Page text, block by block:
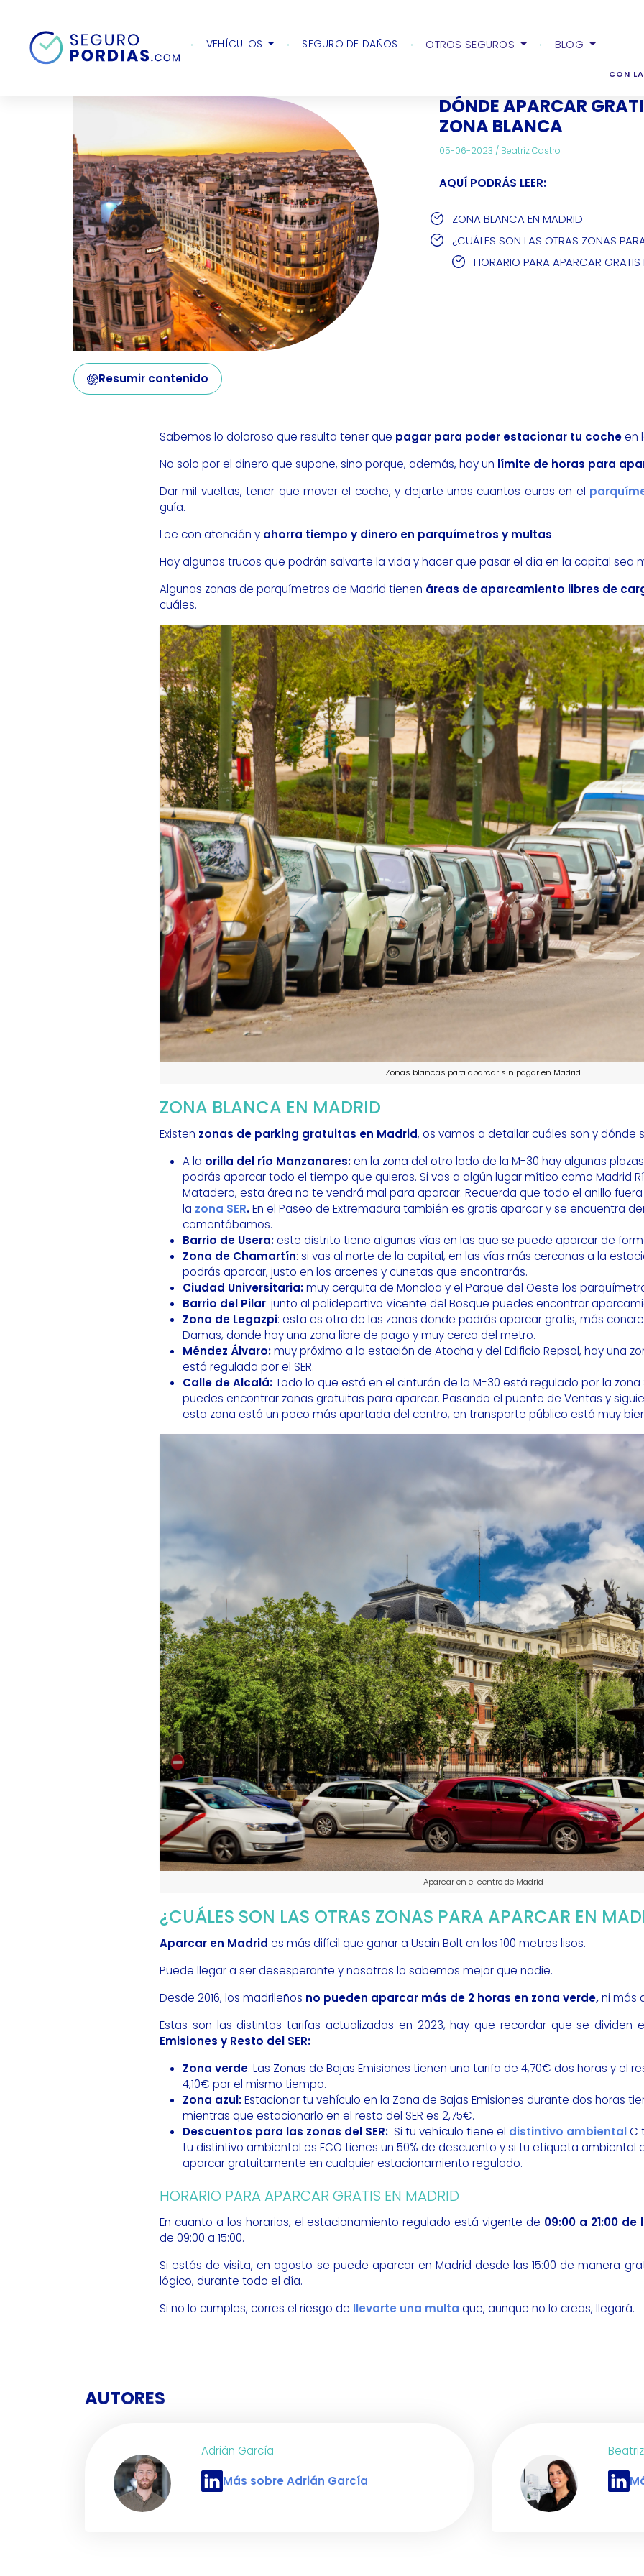
VEHÍCULOS SEGURO DE DAÑOS OTROS SEGUROS BLOG
CON
Inicio Motor Articulos Dónde aparcar gratis en Madrid: descubre la zona Blanca
Resumir contenido
DÓNDE APARCAR
ZONA BLANCA
05-06-2023 / Beatriz Castro
AQUÍ PODRÁS LEER:
ZONA BLANCA EN MADRID
¿CUÁLES SON LAS OTRAS ZONAS
HORARIO PARA APARCAR GRATIS
Sabemos lo doloroso que resulta tener que pagar para poder estacionar tu cocheen
No solo por el dinero que supone, sino porque, además, hay un límite de horas para
Dar mil vueltas, tener que mover el coche, y dejarte unos cuantos euros en el
guía.
Lee con atención y ahorra tiempo y dinero en parquímetros y multas.
Hay algunos trucos que podrán salvarte la vida y hacer que pasar el día en la capital sea
Algunas zonas de parquímetros de Madrid tienen áreas de aparcamiento libres de
cuáles.
Zonas blancas para aparcar sin pagar en Madrid
ZONA BLANCA EN MADRID
Existen zonas de parking gratuitas en Madrid, os vamos a detallar cuáles son y dónde
A la orilla del río Manzanares:en la zona del otro lado de la M-30 hay algunas
podrás aparcar todo el tiempo que quieras. Si vas a algún lugar mítico como Madrid
Matadero, esta área no te vendrá mal para aparcar. Recuerda que todo el anillo
la zona SER.En el Paseo de Extremadura también es gratis aparcar y se encuentra
comentábamos.
Barrio de Usera:este distrito tiene algunas vías en las que se puede aparcar de
Zona de Chamartín: si vas al norte de la capital, en las vías más cercanas a la
podrás aparcar, justo en los arcenes y cunetas que encontrarás.
Ciudad Universitaria:muy cerquita de Moncloa y el Parque del Oeste los
Barrio del Pilar: junto al polideportivo Vicente del Bosque puedes encontrar
Zona de Legazpi: esta es otra de las zonas donde podrás aparcar gratis, más
Damas, donde hay una zona libre de pago y muy cerca del metro.
Méndez Álvaro:muy próximo a la estación de Atocha y del Edificio Repsol, hay una
está regulada por el SER.
Calle de Alcalá: Todo lo que está en el cinturón de la M-30 está regulado por la zona
puedes encontrar zonas gratuitas para aparcar. Pasando el puente de Ventas y
esta zona está un poco más apartada del centro, en transporte público está muy
Aparcar en el centro de Madrid
¿CUÁLES SON LAS OTRAS ZONAS PARA APARCAR EN
Aparcar en Madrid es más difícil que ganar a Usain Bolt en los 100 metros lisos.
Puede llegar a ser desesperante y nosotros lo sabemos mejor que nadie.
Desde 2016, los madrileños no pueden aparcar más de 2 horas en zona verde,ni más
Estas son las distintas tarifas actualizadas en 2023, hay que recordar que se dividen
Emisiones y Resto del SER:
Zona verde: Las Zonas de Bajas Emisiones tienen una tarifa de 4,70€ dos horas y el
4,10€ por el mismo tiempo.
Zona azul:Estacionar tu vehículo en la Zona de Bajas Emisiones durante dos horas
mientras que estacionarlo en el resto del SER es 2,75€.
Descuentos para las zonas del SER: Si tu vehículo tiene el distintivo ambientalC
tu distintivo ambiental es ECO tienes un 50% de descuento y si tu etiqueta ambiental
aparcar gratuitamente en cualquier estacionamiento regulado.
HORARIO PARA APARCAR GRATIS EN MADRID
En cuanto a los horarios, el estacionamiento regulado está vigente de 09:00 a 21:00 de
de 09:00 a 15:00.
Si estás de visita, en agosto se puede aparcar en Madrid desde las 15:00 de manera
lógico, durante todo el día.
Si no lo cumples, corres el riesgo de llevarte una multa que, aunque no lo creas, llegará.
AUTORES
Adrián García
Perfil de LinkedIn de Adrián García
Más sobre Adrián García Perfil